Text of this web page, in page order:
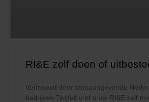
RI&E zelf doen of
Vertrouwd door toonaangevende
bedrijven Twijfelt u of u uw RI&E zelf